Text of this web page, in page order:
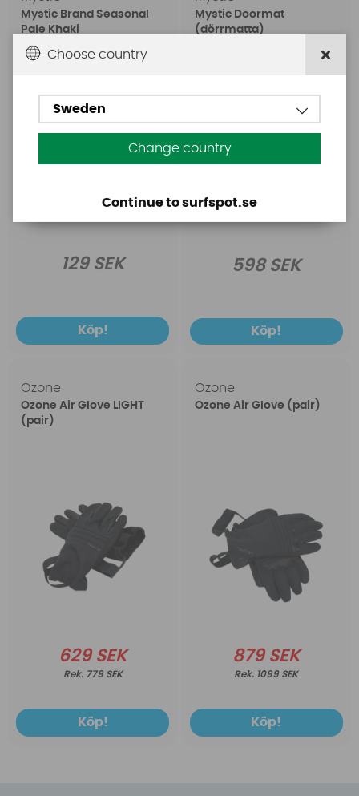
Mystic Brand Seasonal
Pale Khaki
129 SEK
Köp!
Mystic Doormat
(dörrmatta)
598 SEK
Köp!
Ozone
Ozone Air Glove LIGHT
(pair)
629 SEK
779 SEK
Köp!
Ozone
Ozone Air Glove (pair)
879 SEK
1099 SEK
Köp!
Choose country
Sweden
Change country
Continue to surfspot.se